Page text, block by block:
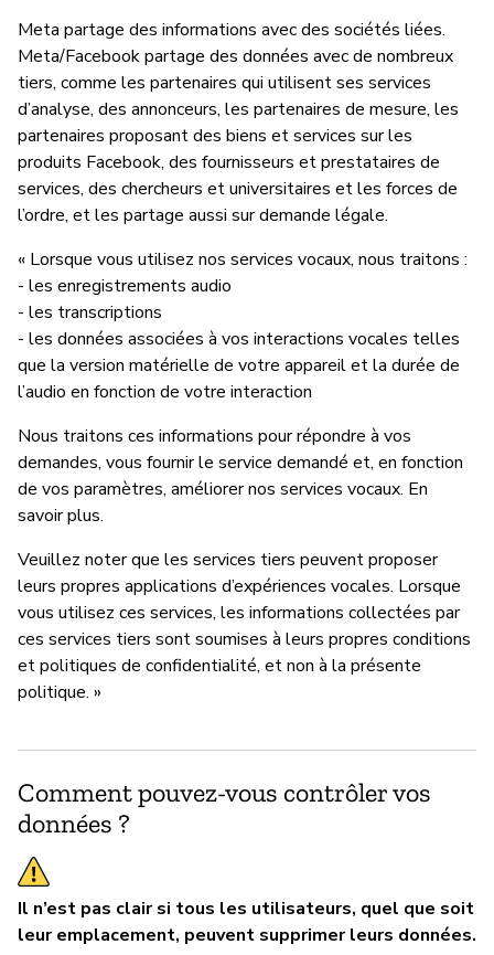
Meta partage des informations avec des sociétés liées.
Meta/Facebook partage des données avec de nombreux
tiers, comme les partenaires qui utilisent ses services
d’analyse, des annonceurs, les partenaires de mesure, les
partenaires proposant des biens et services sur les
produits Facebook, des fournisseurs et prestataires de
services, des chercheurs et universitaires et les forces de
l’ordre, et les partage aussi sur demande légale.
« Lorsque vous utilisez nos services vocaux, nous traitons :
- les enregistrements audio
- les transcriptions
- les données associées à vos interactions vocales telles
que la version matérielle de votre appareil et la durée de
l’audio en fonction de votre interaction
Nous traitons ces informations pour répondre à vos
demandes, vous fournir le service demandé et, en fonction
de vos paramètres, améliorer nos services vocaux. En
savoir plus.
Veuillez noter que les services tiers peuvent proposer
leurs propres applications d’expériences vocales. Lorsque
vous utilisez ces services, les informations collectées par
ces services tiers sont soumises à leurs propres conditions
et politiques de confidentialité, et non à la présente
politique. »
Comment pouvez-vous contrôler vos
données ?
Il n’est pas clair si tous les utilisateurs, quel que soit
leur emplacement, peuvent supprimer leurs données.